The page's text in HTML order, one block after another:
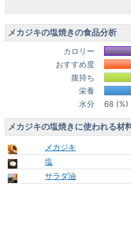
メカジキの塩焼きの食品分析
カロリー
おすすめ度
腹持ち
栄養
水分
68 (%)
メカジキの塩焼きに使われる材
メカジキ
塩
サラダ油